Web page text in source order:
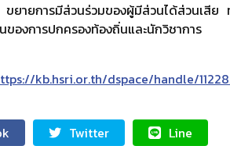
ยายการมีส่วนร่วมของผู้มีส่วนได้ส่วนเสีย
องการปกครองท้องถิ่นและนักวิชาการ
kb.hsri.or.th/dspace/handle/
Twitter Line